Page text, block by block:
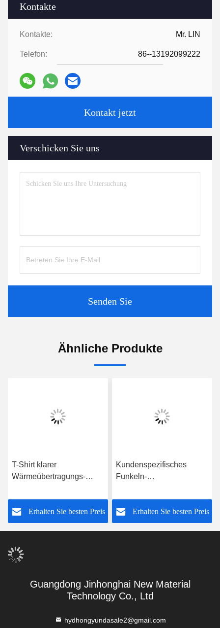
Kontakte
Kontakte: Mr. LIN
Telefon: 86--13192099222
Kontakt jetzt
Verschicken Sie uns
Senden Sie
Ähnliche Produkte
T-Shirt klarer
Wärmeübertragungs-
freundlicher Vinylfilm
Erhalten Sie besten Preis
Kundenspezifisches
Funkeln-
bedeckt für Textilgewebe
Erhalten Sie besten Preis
Guangdong Jinhonghai New Material
Technology Co., Ltd
hydhongyundasale2@gmail.com